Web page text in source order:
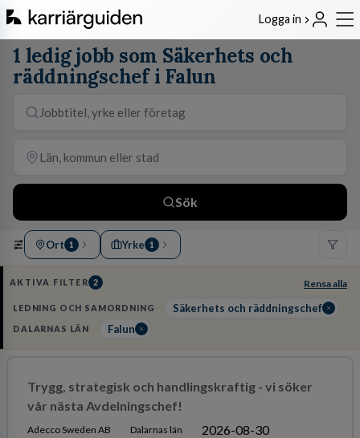
Logga in
1 ledig jobb som Säkerhets och
räddningschef i Falun
Sök
Ort 1 Yrke 1
AKTIVA FILTER 2 Rensa alla
LEDNING OCH SAMORDNING Säkerhets och räddningschef
DALARNAS LÄN Falun
Trygg, strategisk och handlingskraftig - vi söker
vår nästa Avdelningschef!
Adecco Sweden AB Dalarnas län 2026-08-30